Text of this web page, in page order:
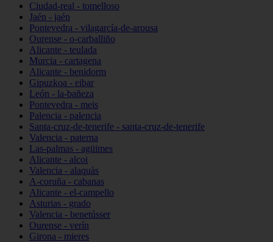
Ciudad-real - tomelloso
Jaén - jaén
Pontevedra - vilagarcía-de-arousa
Ourense - o-carballiño
Alicante - teulada
Murcia - cartagena
Alicante - benidorm
Gipuzkoa - eibar
León - la-bañeza
Pontevedra - meis
Palencia - palencia
Santa-cruz-de-tenerife - santa-cruz-de-tenerife
Valencia - paterna
Las-palmas - agüimes
Alicante - alcoi
Valencia - alaquàs
A-coruña - cabanas
Alicante - el-campello
Asturias - grado
Valencia - benetússer
Ourense - verín
Girona - mieres